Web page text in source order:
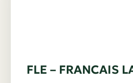
FLE – FRANCAIS